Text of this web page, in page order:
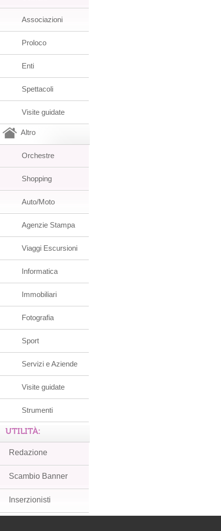
Associazioni
Proloco
Enti
Spettacoli
Visite guidate
Altro
Orchestre
Shopping
Auto/Moto
Agenzie Stampa
Viaggi Escursioni
Informatica
Immobiliari
Fotografia
Sport
Servizi e Aziende
Visite guidate
Strumenti
UTILITÀ:
Redazione
Scambio Banner
Inserzionisti